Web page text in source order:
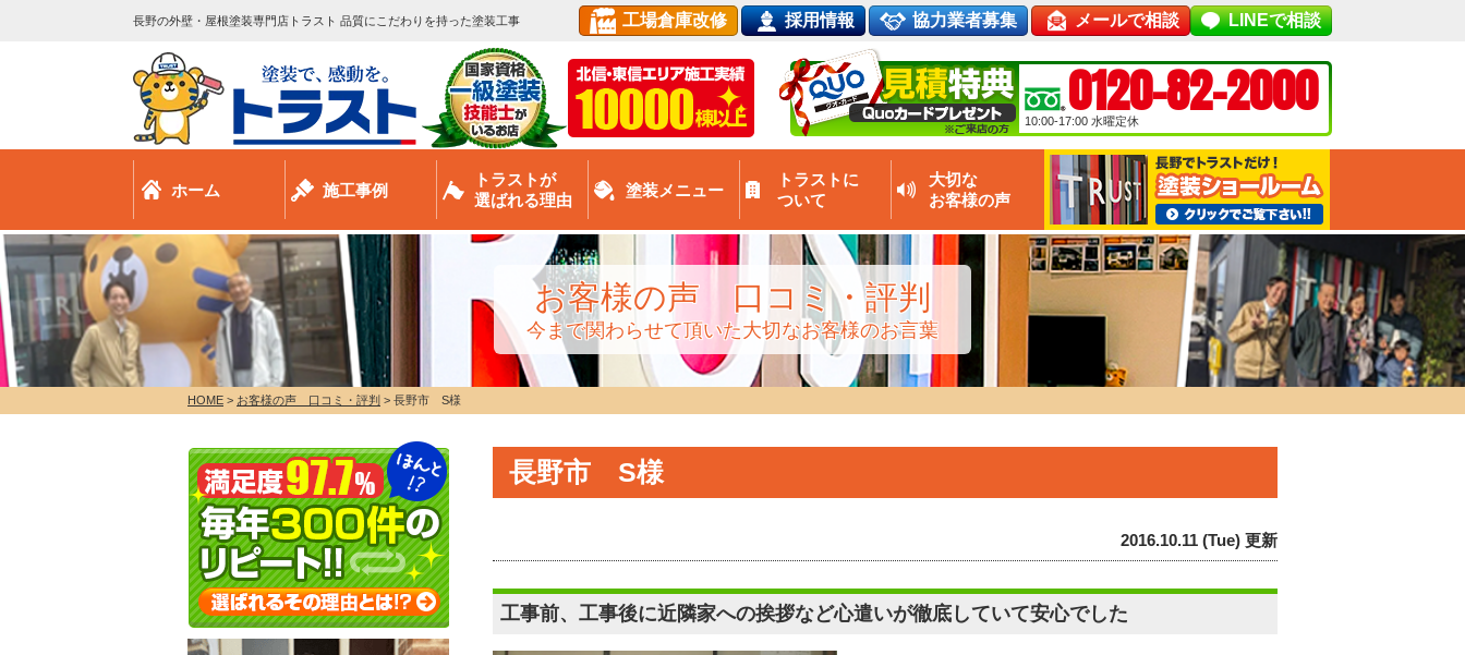
長野の外壁・屋根塗装専門店トラスト 品質にこだわりを持った塗装工事 工場倉庫改修 採用情報 協力業者募集 メールで相談 LINEで相談
0120-82-2000
10:00-17:00 水曜定休
ホーム 施工事例
トラストが
選ばれる理由
塗装メニュー
トラストに
ついて
大切な
お客様の声
お客様の声 口コミ・評判
今まで関わらせて頂いた大切なお客様のお言葉
HOME > お客様の声 口コミ・評判 > 長野市 S様
長野市 S様
2016.10.11 (Tue) 更新
工事前、工事後に近隣家への挨拶など心遣いが徹底していて安心でした